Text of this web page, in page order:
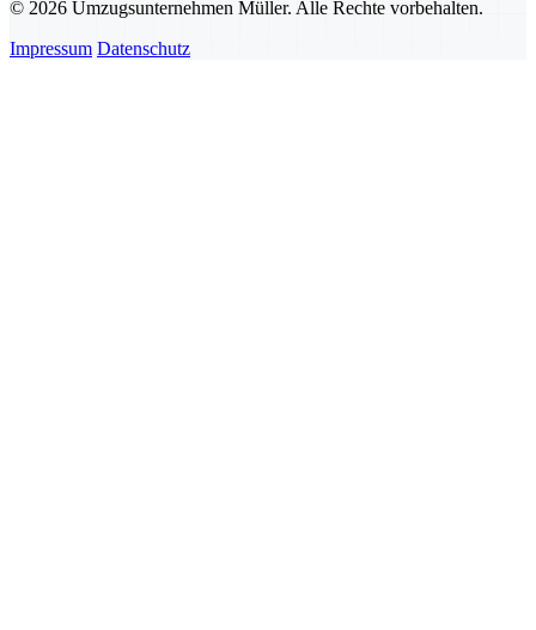
© 2026 Umzugsunternehmen Müller. Alle Rechte vorbehalten.
Impressum Datenschutz